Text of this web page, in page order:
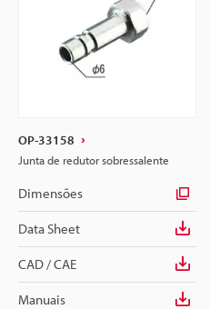
OP-33158
Junta de redutor sobressalente
Dimensões
Data Sheet
CAD / CAE
Manuais